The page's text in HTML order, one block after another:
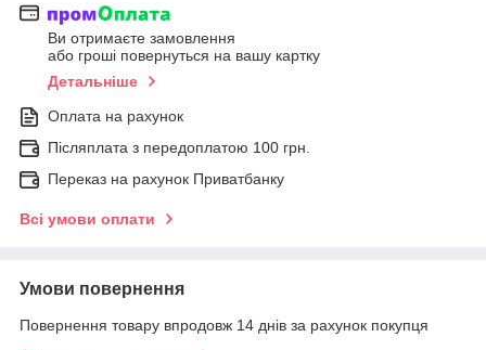
Ви отримаєте замовлення
або гроші повернуться на вашу картку
Детальніше
Оплата на рахунок
Післяплата з передоплатою 100 грн.
Переказ на рахунок Приватбанку
Всі умови оплати
Умови повернення
Повернення товару впродовж 14 днів за рахунок покупця